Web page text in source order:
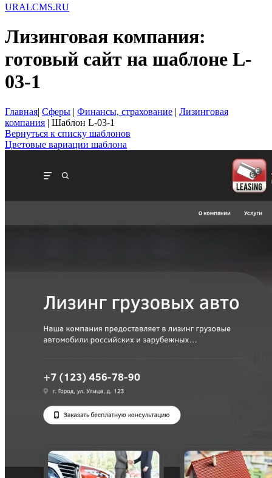
URALCMS.RU
Лизинговая компания:
готовый сайт на шаблоне L-
03-1
Главная| Сферы | Финансы, страхование | Лизинговая
компания | Шаблон L-03-1
Вернуться к списку шаблонов
Цветовые вариации шаблона